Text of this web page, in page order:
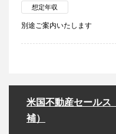
想定年収
別途ご案内いたします
米国不動産セールス
補）